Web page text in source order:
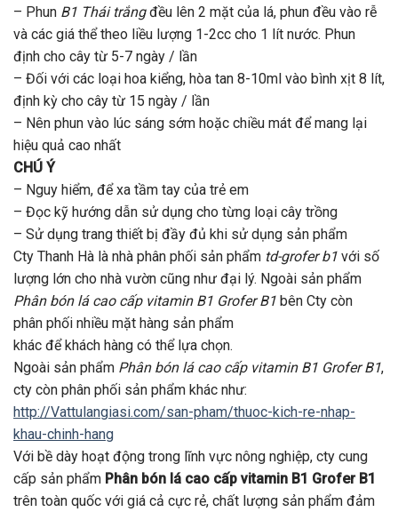
– Phun B1 Thái trắngđều lên 2 mặt của lá, phun đều vào rễ
và các giá thể theo liều lượng 1-2cc cho 1 lít nước. Phun
định cho cây từ 5-7 ngày / lần
– Đối với các loại hoa kiểng, hòa tan 8-10ml vào bình xịt 8 lít,
định kỳ cho cây từ 15 ngày / lần
– Nên phun vào lúc sáng sớm hoặc chiều mát để mang lại
hiệu quả cao nhất
CHÚ Ý
– Nguy hiểm, để xa tầm tay của trẻ em
– Đọc kỹ hướng dẫn sử dụng cho từng loại cây trồng
– Sử dụng trang thiết bị đầy đủ khi sử dụng sản phẩm
Cty Thanh Hà là nhà phân phối sản phẩm td-grofer b1 với số
lượng lớn cho nhà vườn cũng như đại lý. Ngoài sản phẩm
Phân bón lá cao cấp vitamin B1 Grofer B1 bên Cty còn
phân phối nhiều mặt hàng sản phẩm
khác để khách hàng có thể lựa chọn.
Ngoài sản phẩm Phân bón lá cao cấp vitamin B1 Grofer B1,
cty còn phân phối sản phẩm khác như:
http://Vattulangiasi.com/san-pham/thuoc-kich-re-nhap-
khau-chinh-hang
Với bề dày hoạt động trong lĩnh vực nông nghiệp, cty cung
cấp sản phẩm Phân bón lá cao cấp vitamin B1 Grofer B1
trên toàn quốc với giá cả cực rẻ, chất lượng sản phẩm đảm